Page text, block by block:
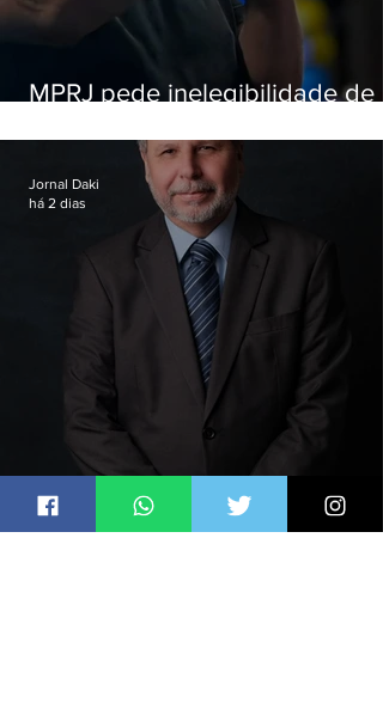
MPRJ pede inelegibilidade de
Marco Simões é nomeado
secretário de Estado de
Jornal Daki
há 2 dias